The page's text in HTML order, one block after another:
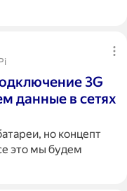
3G
данные в сетях
но концепт
это мы будем